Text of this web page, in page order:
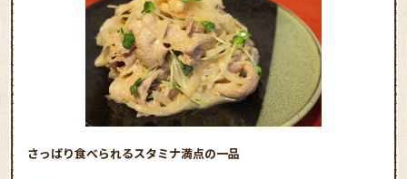
さっぱり食べられるスタミナ満点の一品